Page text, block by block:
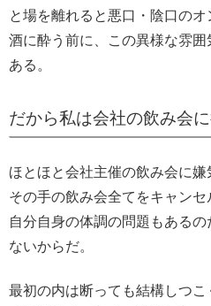
と場を離れると悪口・陰口のオ
酒に酔う前に、この異様な雰
ある。
だから私は会社の飲み会
ほとほと会社主催の飲み会に
その手の飲み会全てをキャンセ
自分自身の体調の問題もあるの
ないからだ。
最初の内は断っても結構しつこ